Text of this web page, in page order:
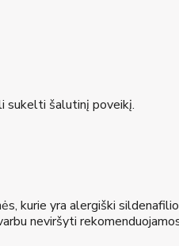
sukelti šalutinį poveikį.
kurie yra alergiški
neviršyti